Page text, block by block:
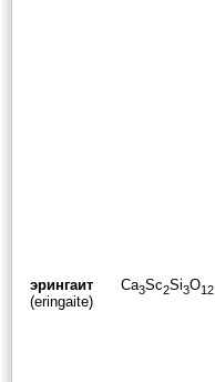
эрингаит
(eringaite)
Ca3Sc2Si3O12